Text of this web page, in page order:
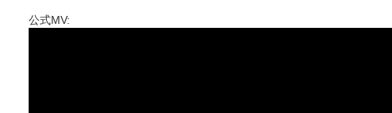
公式MV: